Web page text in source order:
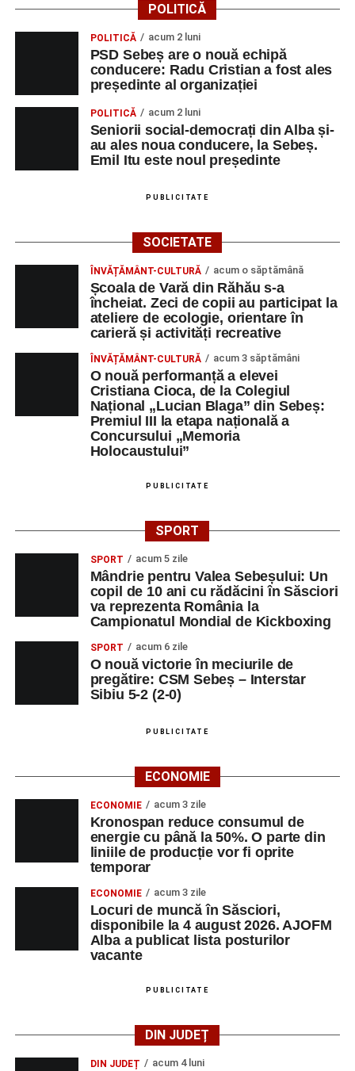
organizatorii pentru buna desfășurare a evenimentului.
Am descoperit că multa știință ori funcția sau statutul nu
ține loc de caracter, de omenie. Voi păstra gândul ferm că
omul sfințește locul.”(Prof. Ciobanu Crenguța Vasilica)
„O mare familie, o comunitate pentru trup, minte și suflet,
un mod de a lua o gură de aer într-un bombardament
informatic, mediatic și psihologic.”(Prof. Boncea Niculina
apoi în viața noastră, modul de adresare, tonul și gestica
sunt vitale.”
(Prof. Ciura Marinela)
Privind spre ediția următoare
În încheierea evenimentului, organizatorii au anunțat tema
ediției din 2027, dedicată relației dintre caracter, valori și
educație. După trei ediții care au abordat comunicarea
didactică, dinamica diferențelor, participarea și luarea
deciziilor, comunitatea Sinaxa Educațională își propune
să revină la întrebările fundamentale despre valorile care
stau la baza actului educațional și despre rolul
„Sinaxa Educațională”
profesori, dedicată susținerii unei educații centrate pe
valorile creștin-ortodoxe și pe formarea caracterului
elevilor. Născută din experiența duhovnicească și
formativă a Mănăstirii Oașa, Sinaxa își propune să
sprijine profesorii în regăsirea motivației interioare,
oferindu-le nu doar instrumente metodice actuale, ci și
contexte de sprijin reciproc, colaborare și reconectare la
vocația pedagogică autentică.
Urmărește-ne pe Google News
Ultimele știri din Sebeș
Primăria Sebeș a decis să reducă intensitatea
iluminatului public pe timpul nopții, în contextul
apelului la economii al Guvernului Bolojan
Duminică, 23 august 2026, Râpa Roșie găzduiește
2026 a adus emoție și aplauze la Sebeș
POLITICĂ
POLITICĂ acum 2 luni
PSD Sebeș are o nouă echipă
conducere: Radu Cristian a fost ales
președinte al organizației
POLITICĂ acum 2 luni
Seniorii social-democrați din Alba și-
au ales noua conducere, la Sebeș.
Emil Itu este noul președinte
PUBLICITATE
SOCIETATE
ÎNVĂȚĂMÂNT-CULTURĂ acum o săptămână
Școala de Vară din Răhău s-a
încheiat. Zeci de copii au participat la
ateliere de ecologie, orientare în
carieră și activități recreative
ÎNVĂȚĂMÂNT-CULTURĂ acum 3 săptămâni
O nouă performanță a elevei
Cristiana Cioca, de la Colegiul
Național „Lucian Blaga” din Sebeș:
Premiul III la etapa națională a
Concursului „Memoria
Holocaustului”
PUBLICITATE
SPORT
SPORT acum 5 zile
Mândrie pentru Valea Sebeșului: Un
copil de 10 ani cu rădăcini în Săsciori
va reprezenta România la
Campionatul Mondial de Kickboxing
SPORT acum 6 zile
O nouă victorie în meciurile de
pregătire: CSM Sebeș – Interstar
Sibiu 5-2 (2-0)
PUBLICITATE
ECONOMIE
ECONOMIE acum 3 zile
Kronospan reduce consumul de
energie cu până la 50%. O parte din
liniile de producție vor fi oprite
temporar
ECONOMIE acum 3 zile
Locuri de muncă în Săsciori,
disponibile la 4 august 2026. AJOFM
Alba a publicat lista posturilor
vacante
PUBLICITATE
DIN JUDEȚ
DIN JUDEȚ acum 4 luni